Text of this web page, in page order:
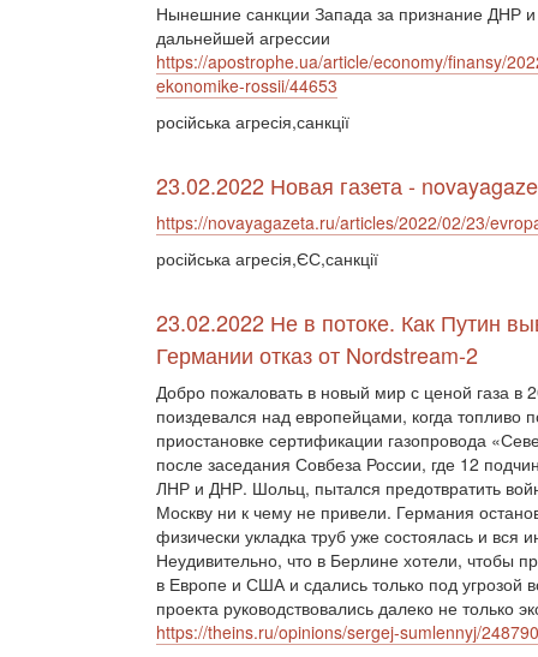
Нынешние санкции Запада за признание ДНР
дальнейшей агрессии
https://apostrophe.ua/article/economy/finansy/
ekonomike-rossii/44653
російська агресія,санкції
23.02.2022 Новая газета -
https://novayagazeta.ru/articles/2022/02/23/
російська агресія,ЄС,санкції
23.02.2022 Не в потоке. Как Путин
Германии отказ от Nordstream-2
Добро пожаловать в новый мир с ценой газа в
поиздевался над европейцами, когда топливо
приостановке сертификации газопровода
после заседания Совбеза России, где 12
ЛНР и ДНР. Шольц, пытался предотвратить
Москву ни к чему не привели. Германия
физически укладка труб уже состоялась и
Неудивительно, что в Берлине хотели, чтобы
в Европе и США и сдались только под
проекта руководствовались далеко не только
https://theins.ru/opinions/sergej-sumlennyj/248790